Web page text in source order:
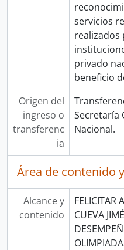
servicios
realizados
privado
beneficio
Origen del
ingreso o
transferenc
ia
Secretaría
Nacional.
Área de contenido
Alcance y
contenido
FELICITAR
CUEVA